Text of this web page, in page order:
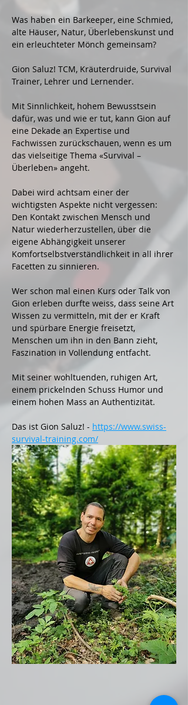
Was haben ein Barkeeper, eine Schmied,
alte Häuser, Natur, Überlebenskunst und
ein erleuchteter Mönch gemeinsam?
Gion Saluz! TCM, Kräuterdruide, Survival
Trainer, Lehrer und Lernender.
Mit Sinnlichkeit, hohem Bewusstsein
dafür, was und wie er tut, kann Gion auf
eine Dekade an Expertise und
Fachwissen zurückschauen, wenn es um
das vielseitige Thema «Survival –
Überleben» angeht.
Dabei wird achtsam einer der
wichtigsten Aspekte nicht vergessen:
Den Kontakt zwischen Mensch und
Natur wiederherzustellen, über die
eigene Abhängigkeit unserer
Komfortselbstverständlichkeit in all ihrer
Facetten zu sinnieren.
Wer schon mal einen Kurs oder Talk von
Gion erleben durfte weiss, dass seine Art
Wissen zu vermitteln, mit der er Kraft
und spürbare Energie freisetzt,
Menschen um ihn in den Bann zieht,
Faszination in Vollendung entfacht.
Mit seiner wohltuenden, ruhigen Art,
einem prickelnden Schuss Humor und
einem hohen Mass an Authentizität.
Das ist Gion Saluz! - https://www.swiss-
survival-training.com/